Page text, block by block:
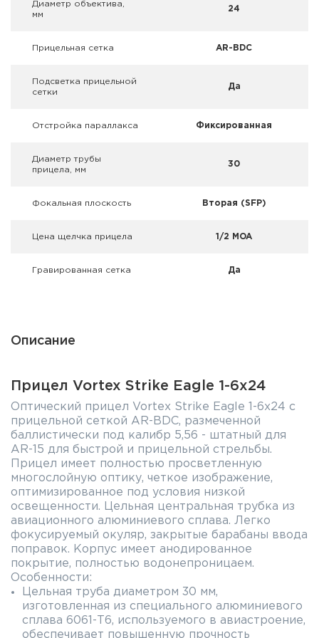
Фальшпатроны
Сигнальные средства
Дартс
Аксессуары
Комплекты
Диаметр объектива,
мм
24
Прицельная сетка AR-BDC
Подсветка прицельной
сетки
Да
Отстройка параллакса Фиксированная
Диаметр трубы
прицела, мм
30
Фокальная плоскость Вторая (SFP)
Цена щелчка прицела 1/2 MOA
Гравированная сетка Да
Описание
Прицел Vortex Strike Eagle 1-6x24
Оптический прицел Vortex Strike Eagle 1-6x24 с
прицельной сеткой AR-BDC, размеченной
баллистически под калибр 5,56 - штатный для
AR-15 для быстрой и прицельной стрельбы.
Прицел имеет полностью просветленную
многослойную оптику, четкое изображение,
оптимизированное под условия низкой
освещенности. Цельная центральная трубка из
авиационного алюминиевого сплава. Легко
фокусируемый окуляр, закрытые барабаны ввода
поправок. Корпус имеет анодированное
покрытие, полностью водонепроницаем.
Особенности:
Цельная труба диаметром 30 мм,
изготовленная из специального алюминиевого
сплава 6061-Т6, используемого в авиастроение,
обеспечивает повышенную прочность